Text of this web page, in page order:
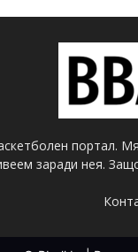
портал.
заради нея.